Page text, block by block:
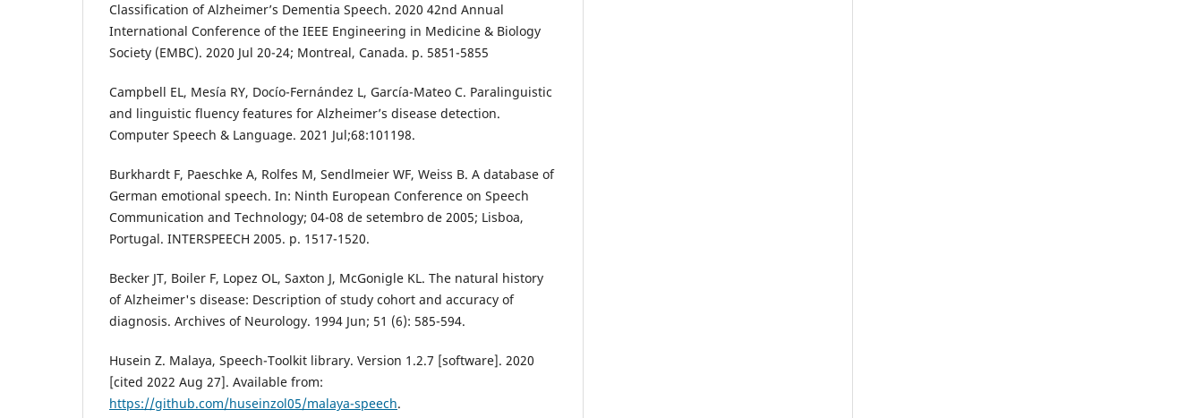
Classification of Alzheimer’s Dementia Speech. 2020 42nd Annual
International Conference of the IEEE Engineering in Medicine & Biology
Society (EMBC). 2020 Jul 20-24; Montreal, Canada. p. 5851-5855
Campbell EL, Mesía RY, Docío-Fernández L, García-Mateo C. Paralinguistic
and linguistic fluency features for Alzheimer’s disease detection.
Computer Speech & Language. 2021 Jul;68:101198.
Burkhardt F, Paeschke A, Rolfes M, Sendlmeier WF, Weiss B. A database of
German emotional speech. In: Ninth European Conference on Speech
Communication and Technology; 04-08 de setembro de 2005; Lisboa,
Portugal. INTERSPEECH 2005. p. 1517-1520.
Becker JT, Boiler F, Lopez OL, Saxton J, McGonigle KL. The natural history
of Alzheimer's disease: Description of study cohort and accuracy of
diagnosis. Archives of Neurology. 1994 Jun; 51 (6): 585-594.
Husein Z. Malaya, Speech-Toolkit library. Version 1.2.7 [software]. 2020
[cited 2022 Aug 27]. Available from:
https://github.com/huseinzol05/malaya-speech.